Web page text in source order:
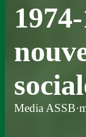
Media ASSB·